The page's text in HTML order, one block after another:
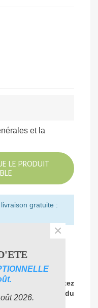
et la
LE PRODUIT
gratuite :
?
Contactez
dans
le choix du
2026.
×